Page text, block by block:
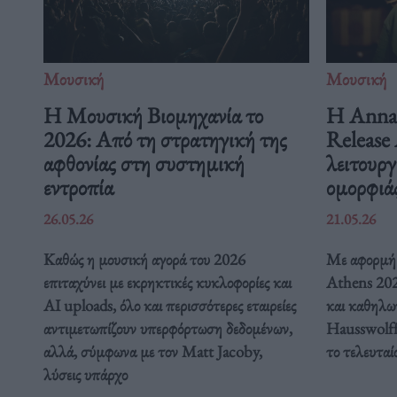
Μουσική
Η Μουσική Βιομηχανία το
2026: Από τη στρατηγική της
αφθονίας στη συστημική
εντροπία
26.05.26
Καθώς η μουσική αγορά του 2026
επιταχύνει με εκρηκτικές κυκλοφορίες και
AI uploads, όλο και περισσότερες εταιρείες
αντιμετωπίζουν υπερφόρτωση δεδομένων,
αλλά, σύμφωνα με τον Matt Jacoby,
λύσεις υπάρχο
Μουσική
Η Anna
21.05.26
Με αφορμή
Athens
και
το